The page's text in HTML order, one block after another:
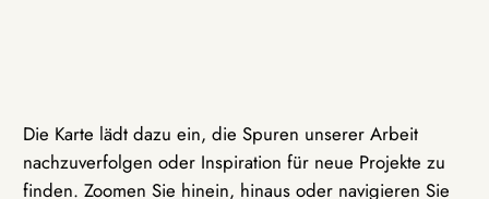
Die Karte lädt dazu ein, die Spuren unserer Arbeit
nachzuverfolgen oder Inspiration für neue Projekte zu
finden. Zoomen Sie hinein, hinaus oder navigieren Sie